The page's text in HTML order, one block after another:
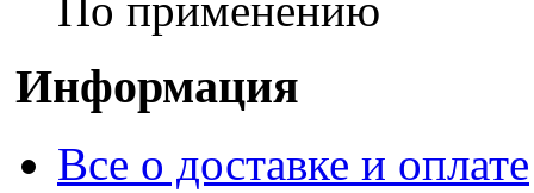
Информация
Все о доставке и оплате